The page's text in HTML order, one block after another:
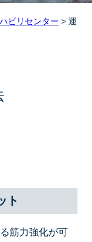
ビリセンター > 運
ト
筋力強化が可